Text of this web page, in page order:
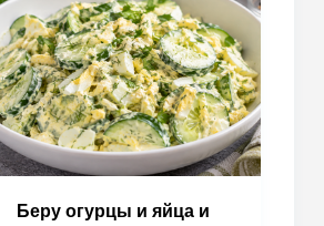
Беру огурцы и яйца и